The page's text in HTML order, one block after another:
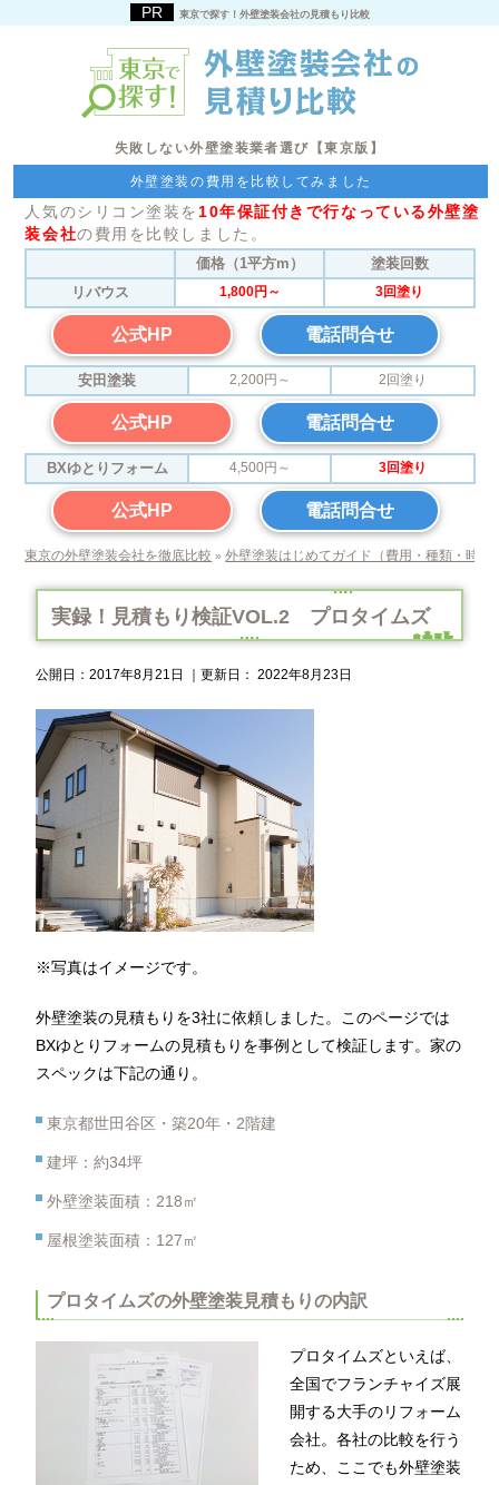
東京で探す！外壁塗装会社の見積もり比較
失敗しない外壁塗装業者選び【東京版】
外壁塗装の費用を比較してみました
人気のシリコン塗装を 10年保証付きで行なっている外壁塗
装会社の費用を比較しました。
価格（1平方m）
塗装回数
リバウス
1,800円～ 3回塗り
公式HP 電話問合せ
安田塗装 2,200円～ 2回塗り
公式HP 電話問合せ
BXゆとりフォーム 4,500円～ 3回塗り
公式HP 電話問合せ
東京の外壁塗装会社を徹底比較 »外壁塗装はじめてガイド（費用・種類・時期
実録！見積もり検証VOL.2 プロタイムズ
公開日：2017年8月21日 ｜更新日：2022年8月23日
※写真はイメージです。
外壁塗装の見積もりを3社に依頼しました。このページでは
BXゆとりフォームの見積もりを事例として検証します。家の
スペックは下記の通り。
東京都世田谷区・築20年・2階建
建坪：約34坪
外壁塗装面積：218㎡
屋根塗装面積：127㎡
プロタイムズの外壁塗装見積もりの内訳
プロタイムズといえば、
全国でフランチャイズ展
開する大手のリフォーム
会社。各社の比較を行う
ため、ここでも外壁塗装